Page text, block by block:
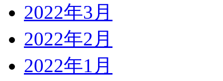
2022年3月
2022年2月
2022年1月